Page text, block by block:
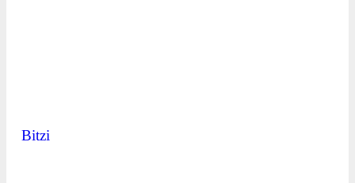
Bitzi